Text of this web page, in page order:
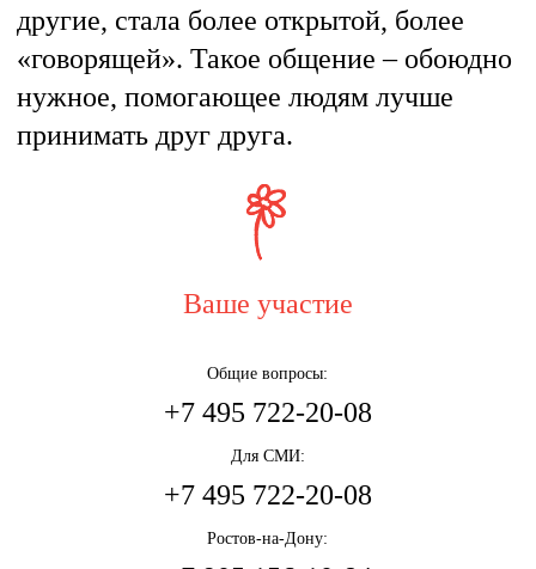
другие, стала более открытой, более
«говорящей». Такое общение – обоюдно
нужное, помогающее людям лучше
принимать друг друга.
Ваше участие
Общие вопросы:
+7 495 722-20-08
Для СМИ:
+7 495 722-20-08
Ростов-на-Дону: